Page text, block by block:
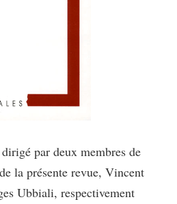
par deux membres de
la présente revue, Vincent
Ubbiali, respectivement